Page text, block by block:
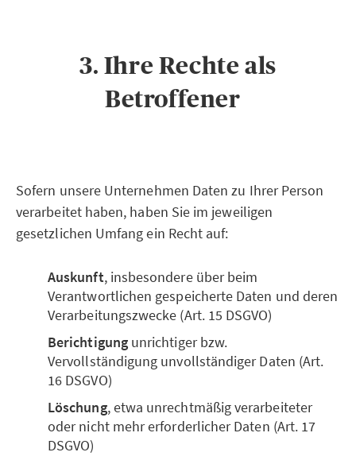
3. Ihre Rechte als
Betroffener
Sofern unsere Unternehmen Daten zu Ihrer Person
verarbeitet haben, haben Sie im jeweiligen
gesetzlichen Umfang ein Recht auf:
Auskunft, insbesondere über beim
Verantwortlichen gespeicherte Daten und deren
Verarbeitungszwecke (Art. 15 DSGVO)
Berichtigungunrichtiger bzw.
Vervollständigung unvollständiger Daten (Art.
16 DSGVO)
Löschung, etwa unrechtmäßig verarbeiteter
oder nicht mehr erforderlicher Daten (Art. 17
DSGVO)